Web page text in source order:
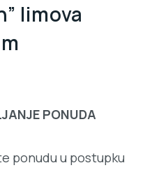
limova
PONUDA
ponudu u postupku